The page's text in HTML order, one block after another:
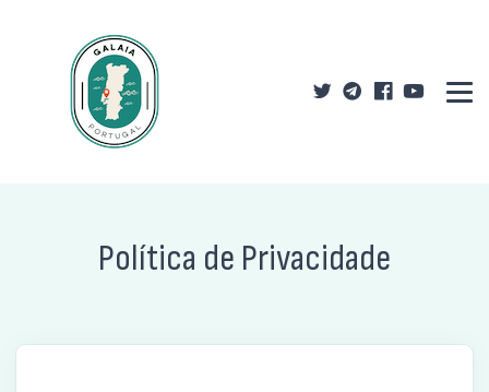
Política de Privacidade